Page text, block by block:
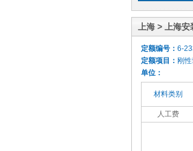
上海 > 上海
定额编号： 6-
定额项目： 刚
单位：
材料类别
人工费